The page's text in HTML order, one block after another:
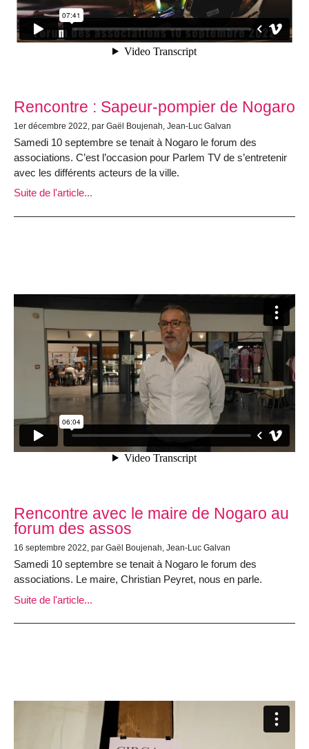
Rencontre : Sapeur-pompier de Nogaro
1er décembre 2022, par Gaël Boujenah, Jean-Luc Galvan
Samedi 10 septembre se tenait à Nogaro le forum des
associations. C’est l’occasion pour Parlem TV de s’entretenir
avec les différents acteurs de la ville.
Suite de l'article...
Rencontre avec le maire de Nogaro au
forum des assos
16 septembre 2022, par Gaël Boujenah, Jean-Luc Galvan
Samedi 10 septembre se tenait à Nogaro le forum des
associations. Le maire, Christian Peyret, nous en parle.
Suite de l'article...